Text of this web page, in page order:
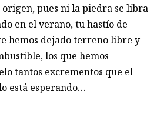
origen, pues ni la piedra se libra
en el verano, tu hastío de
hemos dejado terreno libre y
los que hemos
tantos excrementos que el
está esperando…